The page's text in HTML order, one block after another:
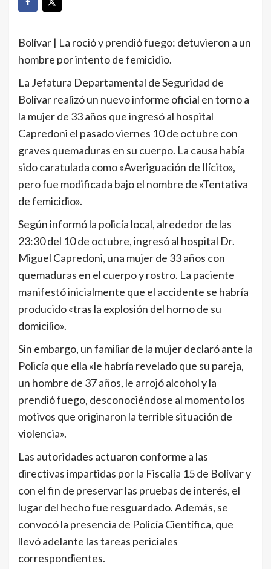
Bolívar | La roció y prendió fuego: detuvieron a un
hombre por intento de femicidio.
La Jefatura Departamental de Seguridad de
Bolívar realizó un nuevo informe oficial en torno a
la mujer de 33 años que ingresó al hospital
Capredoni el pasado viernes 10 de octubre con
graves quemaduras en su cuerpo. La causa había
sido caratulada como «Averiguación de Ilícito»,
pero fue modificada bajo el nombre de «Tentativa
de femicidio».
Según informó la policía local, alrededor de las
23:30 del 10 de octubre, ingresó al hospital Dr.
Miguel Capredoni, una mujer de 33 años con
quemaduras en el cuerpo y rostro. La paciente
manifestó inicialmente que el accidente se habría
producido «tras la explosión del horno de su
domicilio».
Sin embargo, un familiar de la mujer declaró ante la
Policía que ella «le habría revelado que su pareja,
un hombre de 37 años, le arrojó alcohol y la
prendió fuego, desconociéndose al momento los
motivos que originaron la terrible situación de
violencia».
Las autoridades actuaron conforme a las
directivas impartidas por la Fiscalía 15 de Bolívar y
con el fin de preservar las pruebas de interés, el
lugar del hecho fue resguardado. Además, se
convocó la presencia de Policía Científica, que
llevó adelante las tareas periciales
correspondientes.